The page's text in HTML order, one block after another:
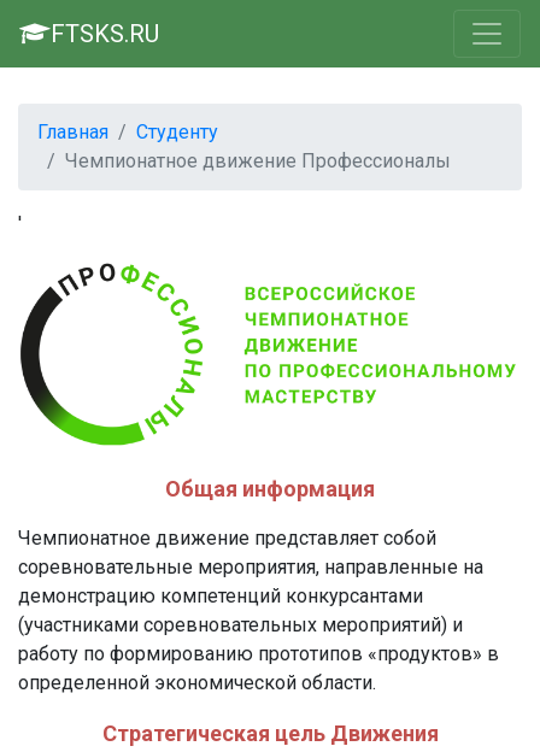
FTSKS.RU
Главная
Студенту
Чемпионатное движение Профессионалы
'
Общая информация
Чемпионатное движение представляет собой
соревновательные мероприятия, направленные на
демонстрацию компетенций конкурсантами
(участниками соревновательных мероприятий) и
работу по формированию прототипов «продуктов» в
определенной экономической области.
Стратегическая цель Движения